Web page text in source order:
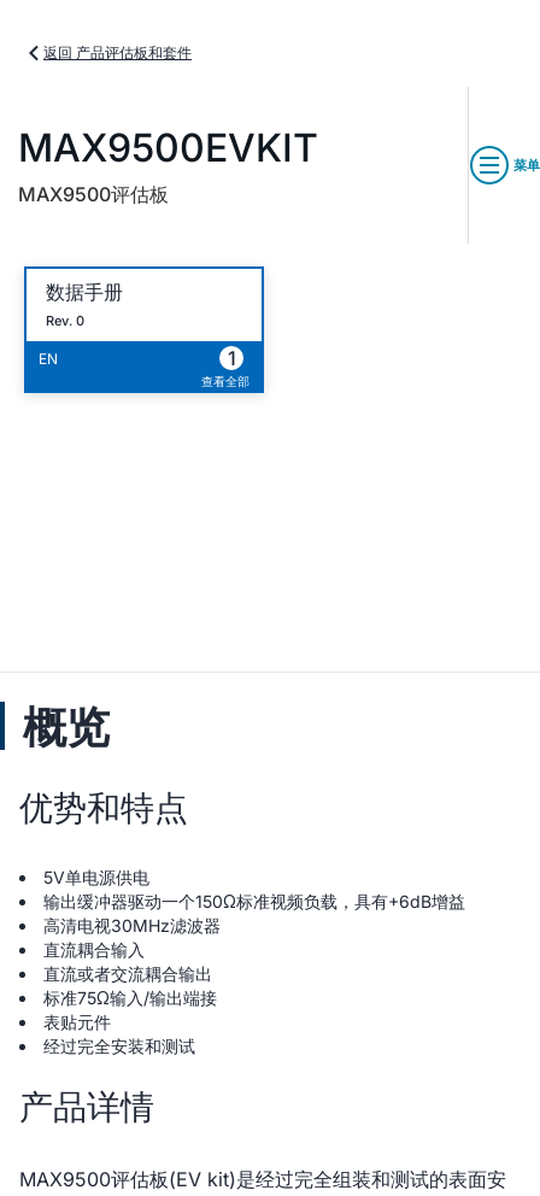
返回 产品评估板和套件
MAX9500EVKIT
MAX9500评估板
菜单
数据手册
Rev. 0
EN 1
查看全部
概览
优势和特点
5V单电源供电
输出缓冲器驱动一个150Ω标准视频负载，具有+6dB增益
高清电视30MHz滤波器
直流耦合输入
直流或者交流耦合输出
标准75Ω输入/输出端接
表贴元件
经过完全安装和测试
产品详情
MAX9500评估板(EV kit)是经过完全组装和测试的表面安